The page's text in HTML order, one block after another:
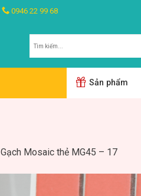
0946 22 99 68
Sản phẩm
Gạch Mosaic thẻ MG45 – 17